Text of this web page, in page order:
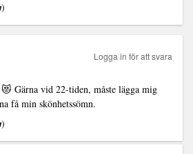
)
Gärna vid 22-tiden, måste lägga mig
få min skönhetssömn.
)
Logga in för att svara